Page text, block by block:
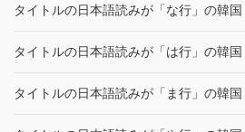
タイトルの日本語読みが「な行」の韓
タイトルの日本語読みが「は行」の韓
タイトルの日本語読みが「ま行」の韓